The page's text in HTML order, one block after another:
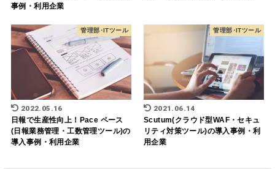
事例・利用企業
管理部･ITツール
2022.05.16
日報で生産性向上！Pace ペース
(日報業務管理・工数管理ツール)の
導入事例・利用企業
管理部･ITツール
2021.06.14
Scutum(クラウド型WAF・セキュ
リティ対策ツール)の導入事例・利
用企業